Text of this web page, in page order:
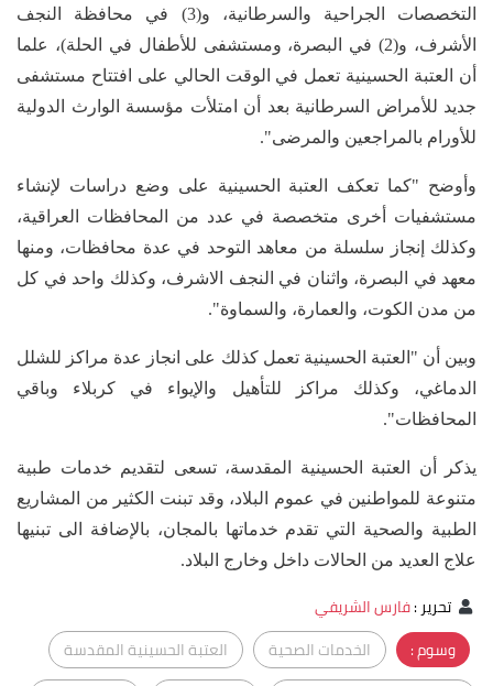
التخصصات الجراحية والسرطانية، و(3) في محافظة النجف
الأشرف، و(2) في البصرة، ومستشفى للأطفال في الحلة)، علما
أن العتبة الحسينية تعمل في الوقت الحالي على افتتاح مستشفى
جديد للأمراض السرطانية بعد أن امتلأت مؤسسة الوارث الدولية
للأورام بالمراجعين والمرضى".
وأوضح "كما تعكف العتبة الحسينية على وضع دراسات لإنشاء
مستشفيات أخرى متخصصة في عدد من المحافظات العراقية،
وكذلك إنجاز سلسلة من معاهد التوحد في عدة محافظات، ومنها
معهد في البصرة، واثنان في النجف الاشرف، وكذلك واحد في كل
من مدن الكوت، والعمارة، والسماوة".
وبين أن "العتبة الحسينية تعمل كذلك على انجاز عدة مراكز للشلل
الدماغي، وكذلك مراكز للتأهيل والإيواء في كربلاء وباقي
المحافظات".
يذكر أن العتبة الحسينية المقدسة، تسعى لتقديم خدمات طبية
متنوعة للمواطنين في عموم البلاد، وقد تبنت الكثير من المشاريع
الطبية والصحية التي تقدم خدماتها بالمجان، بالإضافة الى تبنيها
علاج العديد من الحالات داخل وخارج البلاد.
تحرير:فارس الشريفي
وسوم :
الخدمات الصحية
العتبة الحسينية المقدسة